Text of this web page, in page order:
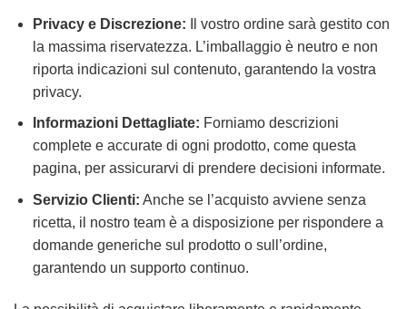
Privacy e Discrezione: Il vostro ordine sarà gestito con
la massima riservatezza. L’imballaggio è neutro e non
riporta indicazioni sul contenuto, garantendo la vostra
privacy.
Informazioni Dettagliate: Forniamo descrizioni
complete e accurate di ogni prodotto, come questa
pagina, per assicurarvi di prendere decisioni informate.
Servizio Clienti: Anche se l’acquisto avviene senza
ricetta, il nostro team è a disposizione per rispondere a
domande generiche sul prodotto o sull’ordine,
garantendo un supporto continuo.